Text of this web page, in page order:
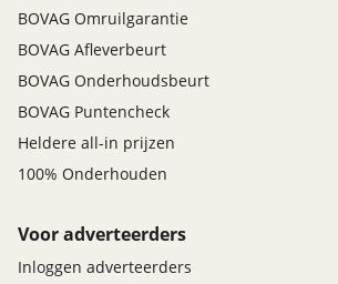
BOVAG Omruilgarantie
BOVAG Afleverbeurt
BOVAG Onderhoudsbeurt
BOVAG Puntencheck
Heldere all-in prijzen
100% Onderhouden
Voor adverteerders
Inloggen adverteerders